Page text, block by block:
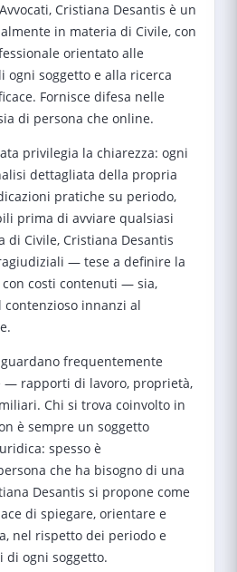
Cristiana Desantis è un
in materia di Civile, con
orientato alle
ogni soggetto e alla ricerca
Fornisce difesa nelle
di persona che online.
privilegia la chiarezza: ogni
dettagliata della propria
pratiche su periodo,
prima di avviare qualsiasi
di Civile, Cristiana Desantis
— tese a definire la
costi contenuti — sia,
innanzi al
frequentemente
— rapporti di lavoro, proprietà,
Chi si trova coinvolto in
è sempre un soggetto
spesso è
che ha bisogno di una
Desantis si propone come
di spiegare, orientare e
nel rispetto dei periodo e
di ogni soggetto.